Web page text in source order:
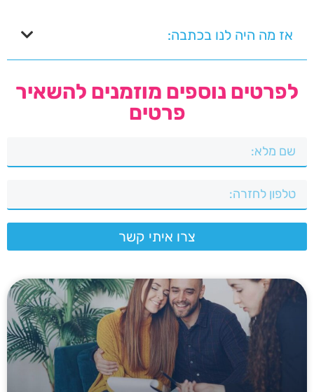
אז מה היה לנו בכתבה:
לפרטים נוספים מוזמנים להשאיר
פרטים
צרו איתי קשר